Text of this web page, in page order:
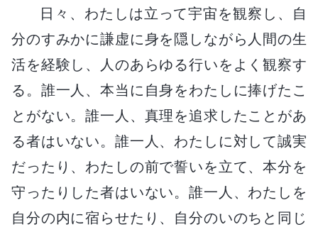
日々、わたしは立って宇宙を観察し、自
分のすみかに謙虚に身を隠しながら人間の生
活を経験し、人のあらゆる行いをよく観察す
る。誰一人、本当に自身をわたしに捧げたこ
とがない。誰一人、真理を追求したことがあ
る者はいない。誰一人、わたしに対して誠実
だったり、わたしの前で誓いを立て、本分を
守ったりした者はいない。誰一人、わたしを
自分の内に宿らせたり、自分のいのちと同じ